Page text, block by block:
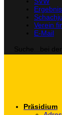
Verein
E-Mail
Präsidium